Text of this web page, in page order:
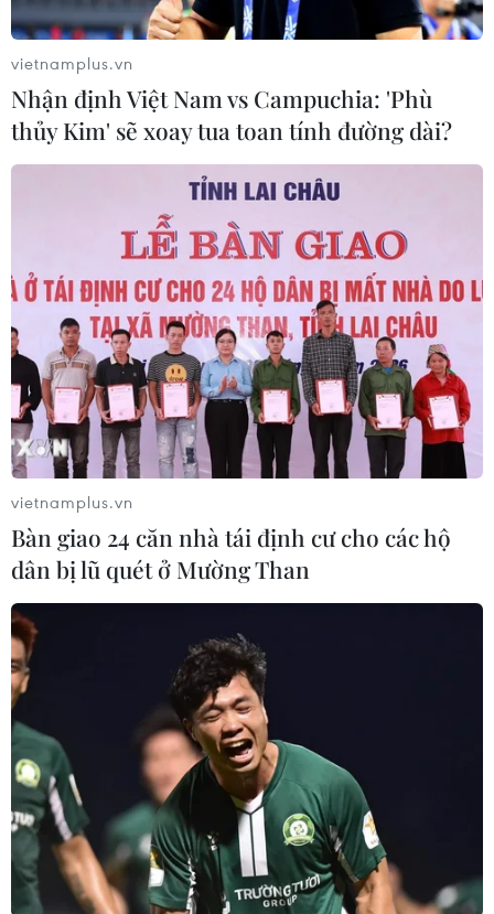
vietnamplus.vn
Nhận định Việt Nam vs Campuchia: 'Phù
thủy Kim' sẽ xoay tua toan tính đường dài?
vietnamplus.vn
Bàn giao 24 căn nhà tái định cư cho các hộ
dân bị lũ quét ở Mường Than